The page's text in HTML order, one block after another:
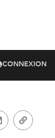
CONNEXION